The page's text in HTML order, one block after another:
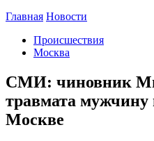
Главная Новости
Происшествия
Москва
СМИ: чиновник
травмата мужчину
Москве